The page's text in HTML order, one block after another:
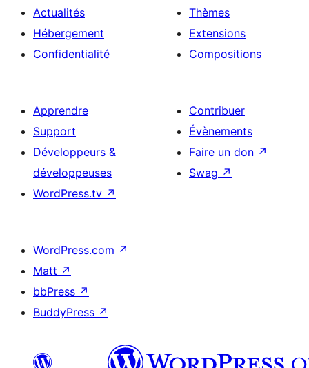
Actualités
Hébergement
Confidentialité
Thèmes
Extensions
Compositions
Apprendre
Support
Développeurs &
développeuses
WordPress.tv ↗
Contribuer
Évènements
Faire un don ↗
Swag ↗
WordPress.com ↗
Matt ↗
bbPress ↗
BuddyPress ↗